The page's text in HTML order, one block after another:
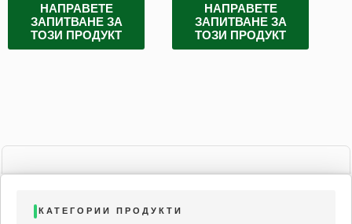
НАПРАВЕТЕ
ЗАПИТВАНЕ ЗА
ТОЗИ ПРОДУКТ
НАПРАВЕТЕ
ЗАПИТВАНЕ ЗА
ТОЗИ ПРОДУКТ
КАТЕГОРИИ ПРОДУКТИ